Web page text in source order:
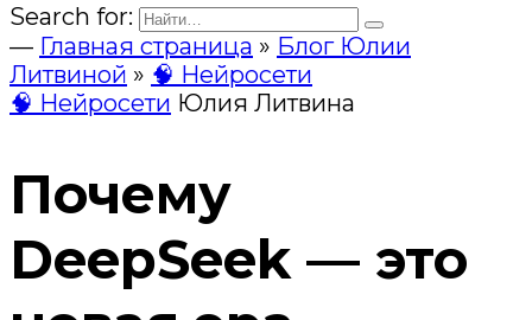
Search for:
— Главная страница » Блог Юлии
Литвиной » 🧠 Нейросети
🧠 Нейросети Юлия Литвина
Почему
DeepSeek — это